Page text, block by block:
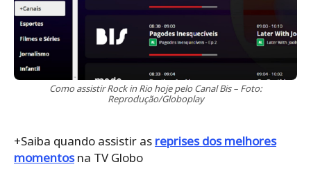
Como assistir Rock in Rio hoje pelo Canal Bis – Foto:
Reprodução/Globoplay
+Saiba quando assistir as reprises dos melhores
momentosna TV Globo